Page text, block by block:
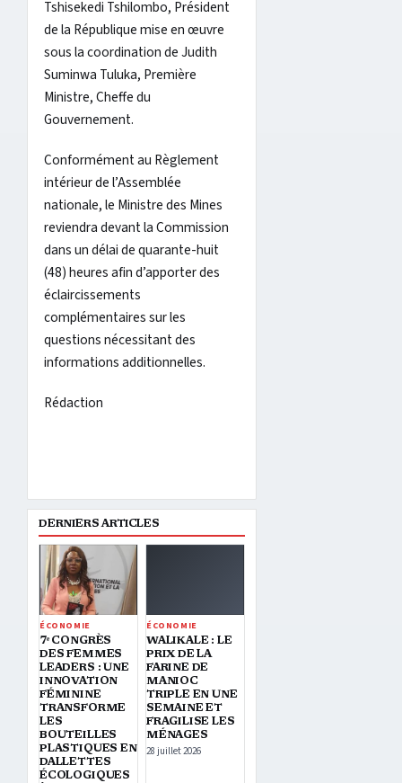
Tshisekedi Tshilombo, Président
de la République mise en œuvre
sous la coordination de Judith
Suminwa Tuluka, Première
Ministre, Cheffe du
Gouvernement.
Conformément au Règlement
intérieur de l’Assemblée
nationale, le Ministre des Mines
reviendra devant la Commission
dans un délai de quarante-huit
(48) heures afin d’apporter des
éclaircissements
complémentaires sur les
questions nécessitant des
informations additionnelles.
Rédaction
DERNIERS ARTICLES
ÉCONOMIE
7ᵉ CONGRÈS
DES FEMMES
LEADERS : UNE
INNOVATION
FÉMININE
TRANSFORME
LES
BOUTEILLES
PLASTIQUES EN
DALLETTES
ÉCOLOGIQUES
ÉCONOMIE
WALIKALE : LE
PRIX DE LA
FARINE DE
MANIOC
TRIPLE EN UNE
SEMAINE ET
FRAGILISE LES
MÉNAGES
28 juillet 2026